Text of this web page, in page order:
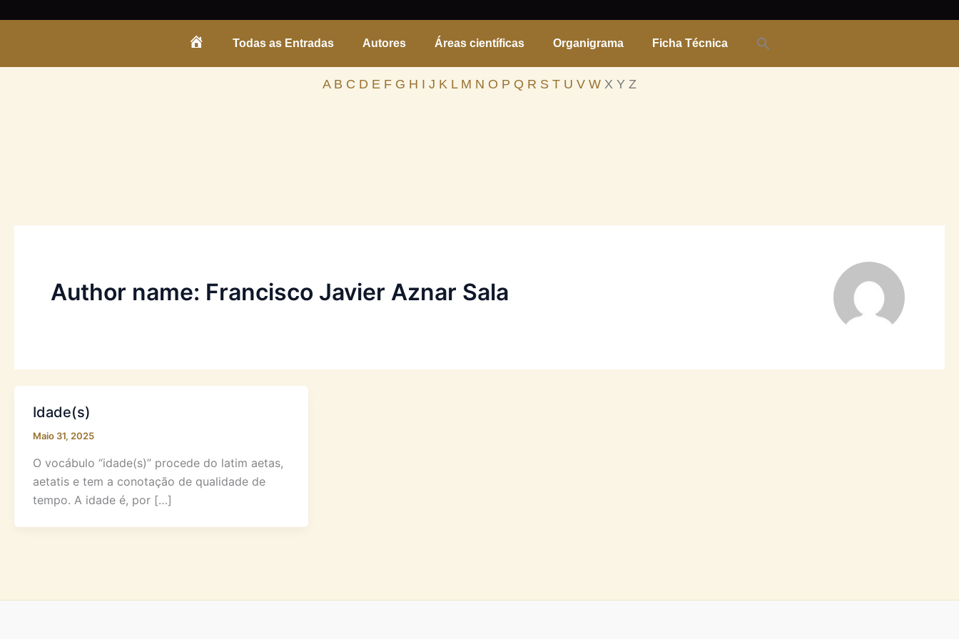
ENTRADATodas as Entradas Autores Áreas científicas Organigrama Ficha Técnica
A B C D E F G H I J K L M N O P Q R S T U V W X Y Z
Author name: Francisco Javier Aznar Sala
Idade(s)
Maio 31, 2025
O vocábulo “idade(s)” procede do latim aetas,
aetatis e tem a conotação de qualidade de
tempo. A idade é, por […]